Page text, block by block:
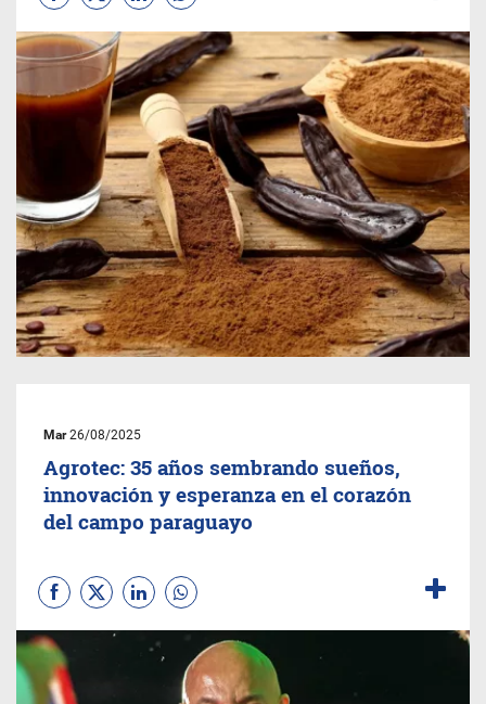
Mar26/08/2025
Agrotec: 35 años sembrando sueños,
innovación y esperanza en el corazón
del campo paraguayo